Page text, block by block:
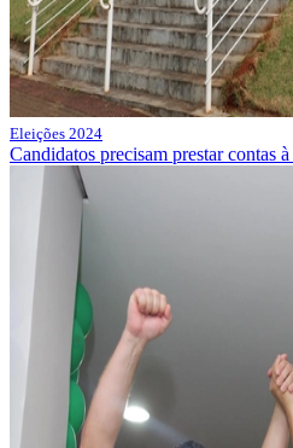
Eleições 2024
Candidatos precisam prestar contas